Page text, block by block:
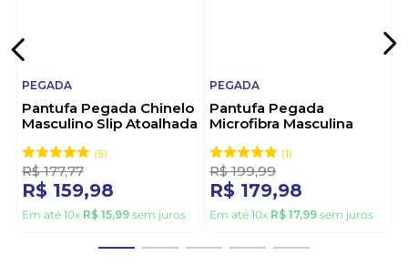
PEGADA
Pantufa Pegada Chinelo
Masculino Slip Atoalhada
5
R$ 177,77
R$ 159,98
Em até 10x R$ 15,99 sem juros
PEGADA
Pantufa Pegada
Microfibra Masculina
Preto
1
R$ 199,99
R$ 179,98
Em até 10x R$ 17,99 sem juros